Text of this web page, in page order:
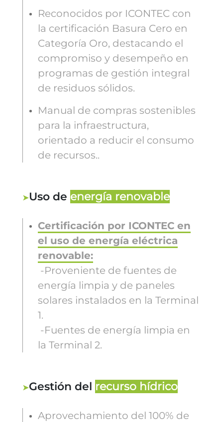
Reconocidos por ICONTEC con
la certificación Basura Cero en
Categoría Oro, destacando el
compromiso y desempeño en
programas de gestión integral
de residuos sólidos.
Manual de compras sostenibles
para la infraestructura,
orientado a reducir el consumo
de recursos..
Uso de energía renovable
Certificación por ICONTEC en
el uso de energía eléctrica
renovable:
-Proveniente de fuentes de
energía limpia y de paneles
solares instalados en la Terminal
1.
-Fuentes de energía limpia en
la Terminal 2.
Gestión del recurso hídrico
Aprovechamiento del 100% de